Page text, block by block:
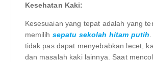
Kesehatan Kaki:
Kesesuaian yang tepat adalah yang
memilih sepatu sekolah hitam putih
tidak pas dapat menyebabkan lecet,
dan masalah kaki lainnya. Saat